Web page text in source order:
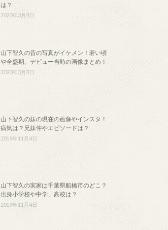
は？
2020年3月8日
山下智久の昔の写真がイケメン！若い頃
や全盛期、デビュー当時の画像まとめ！
2020年3月8日
山下智久の妹の現在の画像やインスタ！
病気は？兄妹仲やエピソードは？
2019年11月4日
山下智久の実家は千葉県船橋市のどこ？
出身小学校や中学、高校は？
2019年11月4日